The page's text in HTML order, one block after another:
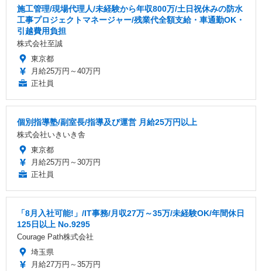
施工管理/現場代理人/未経験から年収800万/土日祝休みの防水
工事プロジェクトマネージャー/残業代全額支給・車通勤OK・
引越費用負担
株式会社至誠
東京都
月給25万円～40万円
正社員
個別指導塾/副室長/指導及び運営 月給25万円以上
株式会社いきいき舎
東京都
月給25万円～30万円
正社員
「8月入社可能!」/IT事務/月収27万～35万/未経験OK/年間休日
125日以上 No.9295
Courage Path株式会社
埼玉県
月給27万円～35万円